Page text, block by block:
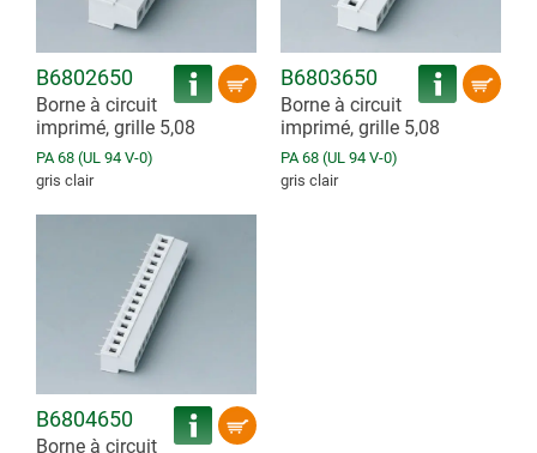
B6802650
Borne à circuit
imprimé, grille 5,08
PA 68 (UL 94 V-0)
gris clair
B6803650
Borne à circuit
imprimé, grille 5,08
PA 68 (UL 94 V-0)
gris clair
B6804650
Borne à circuit